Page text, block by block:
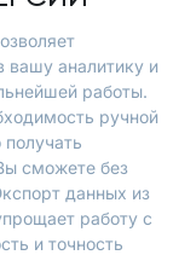
вашу аналитику и
работы.
ручной
сможете без
данных из
работу с
и точность